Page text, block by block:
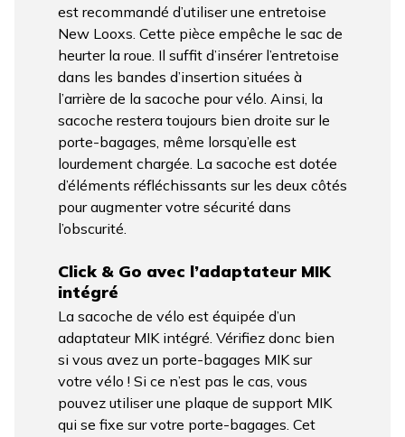
est recommandé d’utiliser une entretoise
New Looxs. Cette pièce empêche le sac de
heurter la roue. Il suffit d’insérer l’entretoise
dans les bandes d’insertion situées à
l’arrière de la sacoche pour vélo. Ainsi, la
sacoche restera toujours bien droite sur le
porte-bagages, même lorsqu’elle est
lourdement chargée. La sacoche est dotée
d’éléments réfléchissants sur les deux côtés
pour augmenter votre sécurité dans
l’obscurité.
Click & Go avec l’adaptateur MIK
intégré
La sacoche de vélo est équipée d’un
adaptateur MIK intégré. Vérifiez donc bien
si vous avez un porte-bagages MIK sur
votre vélo ! Si ce n’est pas le cas, vous
pouvez utiliser une plaque de support MIK
qui se fixe sur votre porte-bagages. Cet